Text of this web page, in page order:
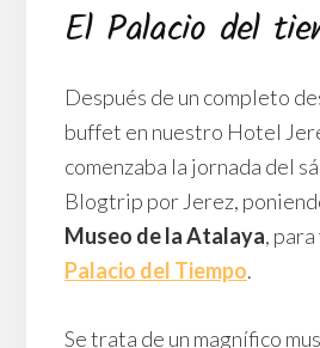
El Palacio del
Después de un completo
buffet en nuestro Hotel
comenzaba la jornada del
Blogtrip por Jerez,
Museo de la Atalaya,
Palacio del Tiempo.
Se trata de un magnífico